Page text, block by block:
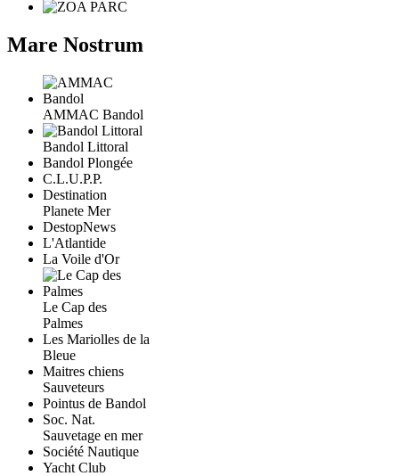
Mare Nostrum
AMMAC Bandol
Bandol Littoral
Bandol Plongée
C.L.U.P.P.
Destination
Planete Mer
DestopNews
L'Atlantide
La Voile d'Or
Le Cap des
Palmes
Les Mariolles de la
Bleue
Maitres chiens
Sauveteurs
Pointus de Bandol
Soc. Nat.
Sauvetage en mer
Société Nautique
Yacht Club